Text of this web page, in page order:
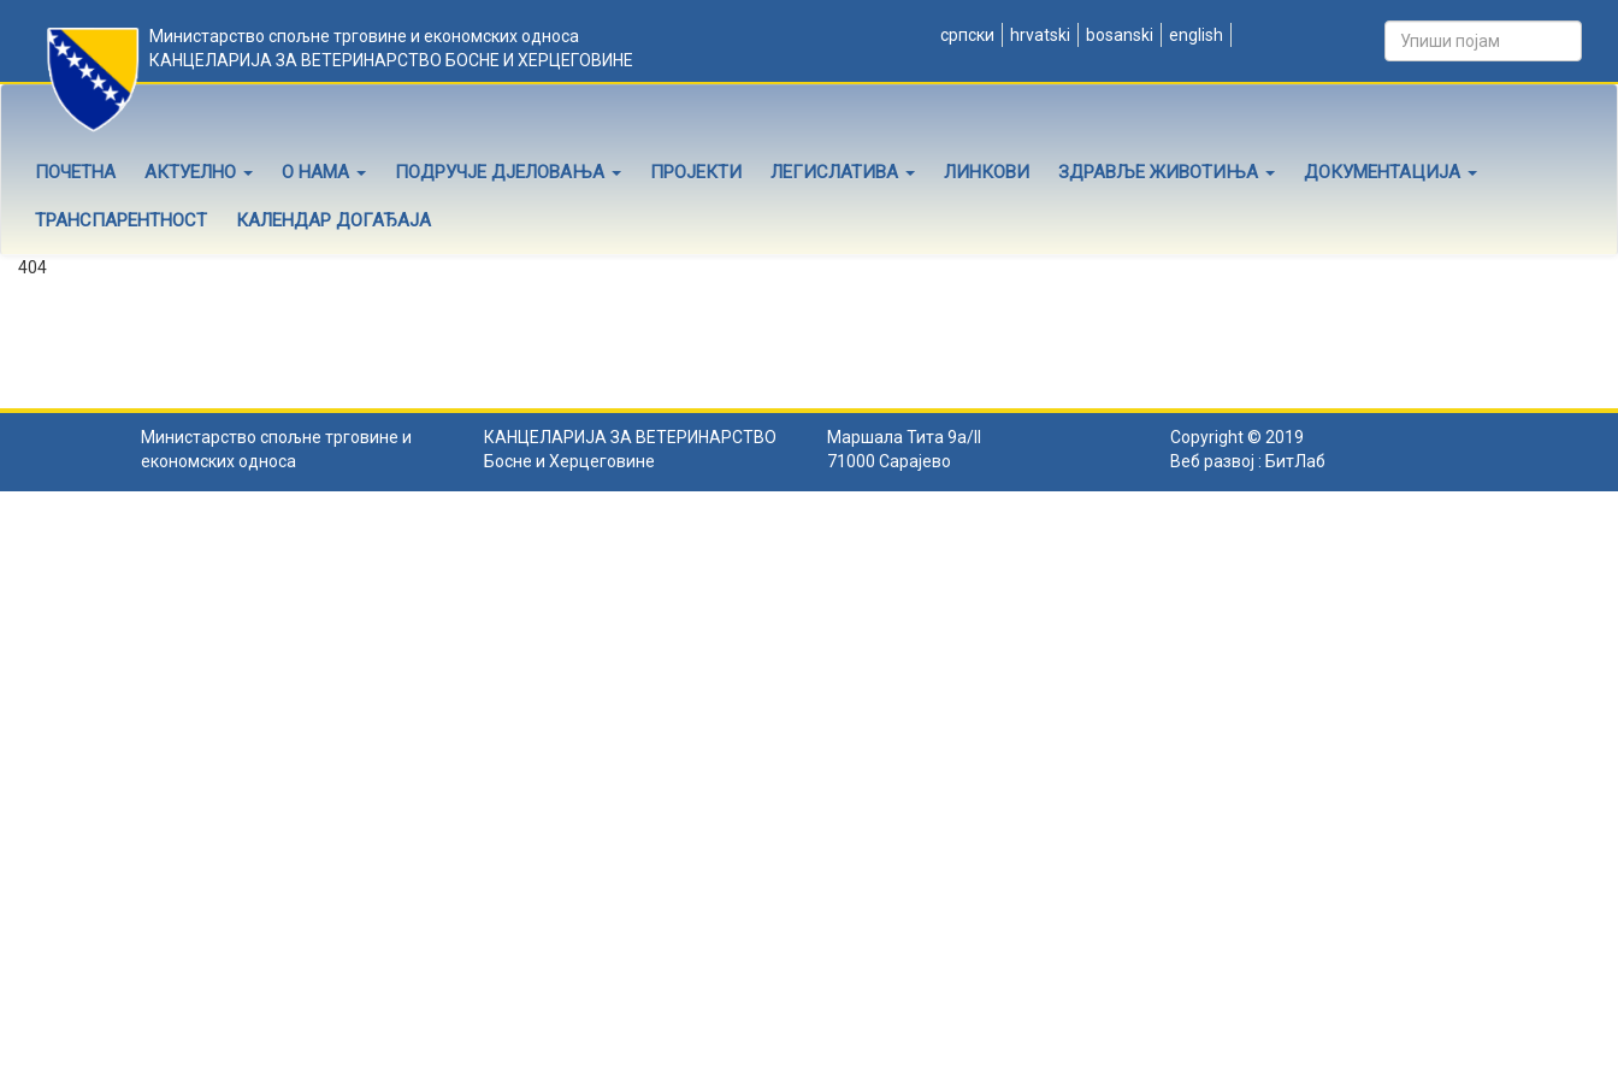
Министарство спољне трговине и економских односа
КАНЦЕЛАРИЈА ЗА ВЕТЕРИНАРСТВО БОСНЕ И ХЕРЦЕГОВИНЕ
српски hrvatski bosanski english
ПОЧЕТНА АКТУЕЛНО О НАМА ПОДРУЧЈЕ ДЈЕЛОВАЊА ПРОЈЕКТИ ЛЕГИСЛАТИВА ЛИНКОВИ ЗДРАВЉЕ ЖИВОТИЊА ДОКУМЕНТАЦИЈА
ТРАНСПАРЕНТНОСТ КАЛЕНДАР ДОГАЂАЈА
404
Министарство спољне трговине и
економских односа
КАНЦЕЛАРИЈА ЗА ВЕТЕРИНАРСТВО
Босне и Херцеговине
Маршала Тита 9а/II
71000 Сарајево
Copyright © 2019
Веб развој : БитЛаб